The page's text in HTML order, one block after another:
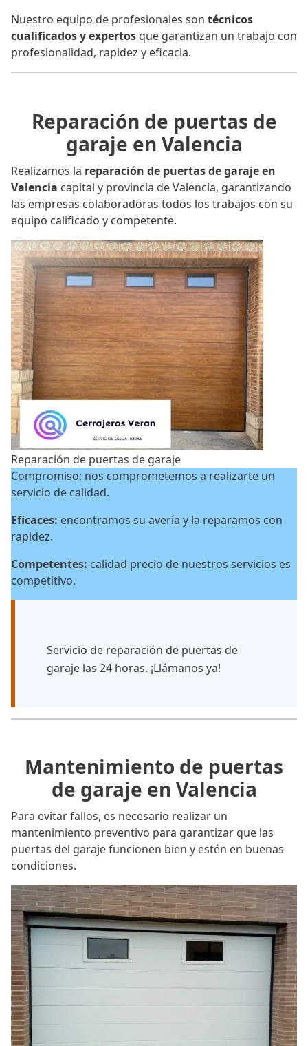
Nuestro equipo de profesionales son técnicos
cualificados y expertos que garantizan un trabajo con
profesionalidad, rapidez y eficacia.
Reparación de puertas de
garaje en Valencia
Realizamos la reparación de puertas de garaje en
Valencia capital y provincia de Valencia, garantizando
las empresas colaboradoras todos los trabajos con su
equipo calificado y competente.
Reparación de puertas de garaje
Compromiso: nos comprometemos a realizarte un
servicio de calidad.
Eficaces: encontramos su avería y la reparamos con
rapidez.
Competentes: calidad precio de nuestros servicios es
competitivo.
Servicio de reparación de puertas de
garaje las 24 horas. ¡Llámanos ya!
Mantenimiento de puertas
de garaje en Valencia
Para evitar fallos, es necesario realizar un
mantenimiento preventivo para garantizar que las
puertas del garaje funcionen bien y estén en buenas
condiciones.